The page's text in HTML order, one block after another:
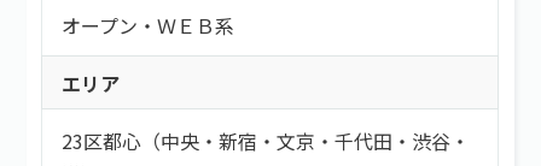
勤務スタイル
持ち帰り・在宅(テレワーク)
フレックス
通勤
こだわり
直請け案件
フリーワード
オープン・ＷＥＢ系
エリア
23区都心（中央・新宿・文京・千代田・渋谷・